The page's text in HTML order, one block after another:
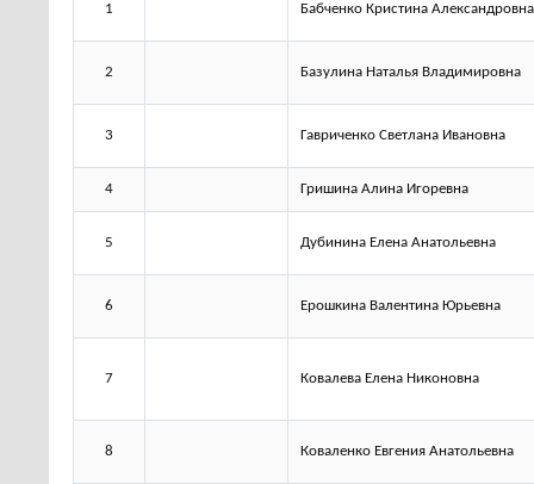
1 Бабченко Кристина Александровна
2 Базулина Наталья Владимировна
3 Гавриченко Светлана Ивановна
4 Гришина Алина Игоревна
5 Дубинина Елена Анатольевна
6 Ерошкина Валентина Юрьевна
7 Ковалева Елена Никоновна
8 Коваленко Евгения Анатольевна